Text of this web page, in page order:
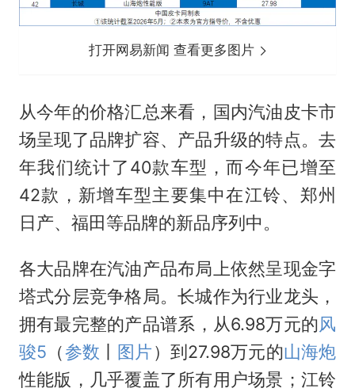
打开网易新闻 查看更多图片
从今年的价格汇总来看，国内汽油皮卡市
场呈现了品牌扩容、产品升级的特点。去
年我们统计了40款车型，而今年已增至
42款，新增车型主要集中在江铃、郑州
日产、福田等品牌的新品序列中。
各大品牌在汽油产品布局上依然呈现金字
塔式分层竞争格局。长城作为行业龙头，
拥有最完整的产品谱系，从6.98万元的风
骏5 （参数 图片）到27.98万元的山海炮
性能版，几乎覆盖了所有用户场景；江铃